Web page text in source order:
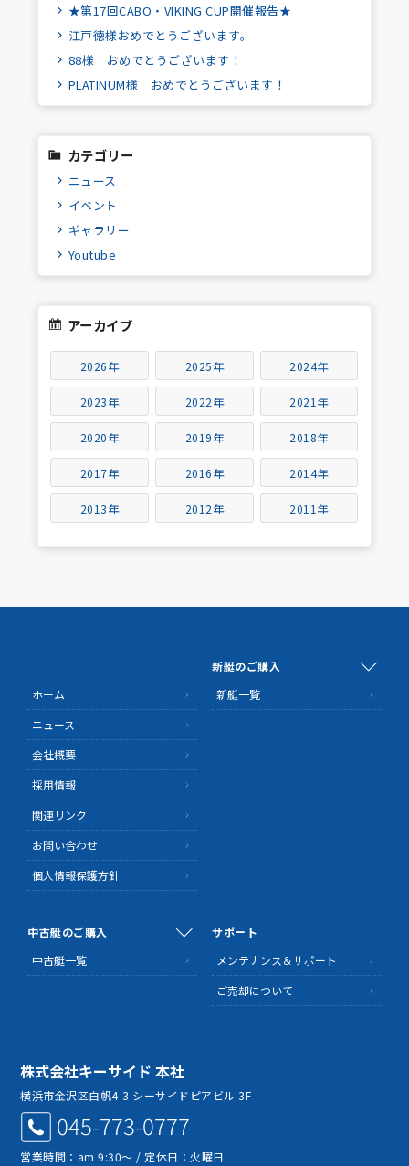
★第17回CABO・VIKING CUP開催報告★
江戸徳様おめでとうございます。
88様 おめでとうございます！
PLATINUM様 おめでとうございます！
カテゴリー
ニュース
イベント
ギャラリー
Youtube
アーカイブ
2026年 2025年 2024年
2023年 2022年 2021年
2020年 2019年 2018年
2017年 2016年 2014年
2013年 2012年 2011年
ホーム
ニュース
会社概要
採用情報
関連リンク
お問い合わせ
個人情報保護方針
新艇のご購入
新艇一覧
中古艇のご購入
中古艇一覧
サポート
メンテナンス＆サポート
ご売却について
株式会社キーサイド 本社
横浜市金沢区白帆4-3 シーサイドピアビル 3F
045-773-0777
営業時間：am 9:30～ / 定休日：火曜日